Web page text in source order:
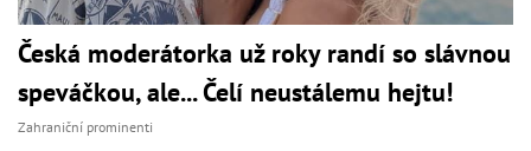
Česká moderátorka už roky randí so slávnou
speváčkou, ale... Čelí neustálemu hejtu!
Zahraniční prominenti